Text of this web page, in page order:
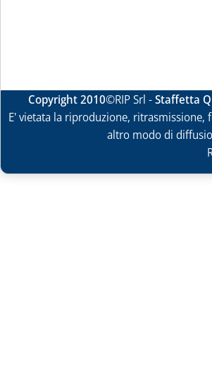
Copyright 2010©RIP Srl -Staffetta
E' vietata la riproduzione,
altro modo di